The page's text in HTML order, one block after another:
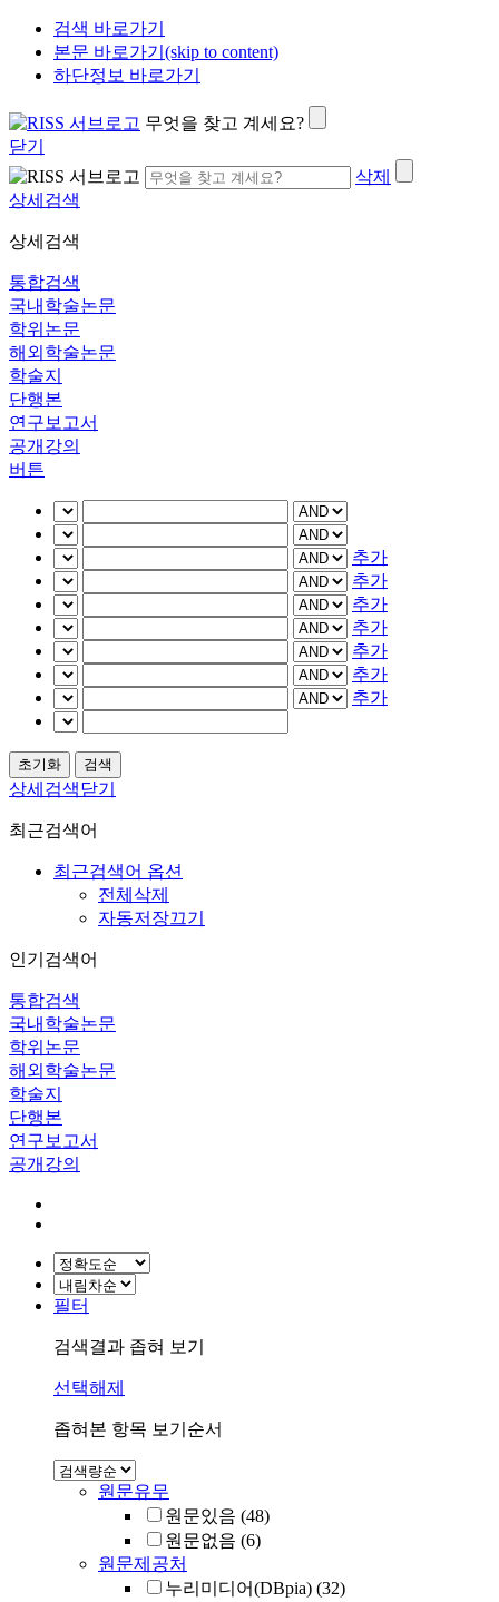
검색 바로가기
본문 바로가기(skip to content)
하단정보 바로가기
무엇을 찾고 계세요?
닫기
삭제
상세검색
상세검색
통합검색
국내학술논문
학위논문
해외학술논문
학술지
단행본
연구보고서
공개강의
버튼
추가
추가
추가
추가
추가
추가
추가
상세검색닫기
최근검색어
최근검색어 옵션
전체삭제
자동저장끄기
인기검색어
통합검색
국내학술논문
학위논문
해외학술논문
학술지
단행본
연구보고서
공개강의
필터
검색결과 좁혀 보기
선택해제
좁혀본 항목 보기순서
원문유무
원문있음 (48)
원문없음 (6)
원문제공처
누리미디어(DBpia) (32)